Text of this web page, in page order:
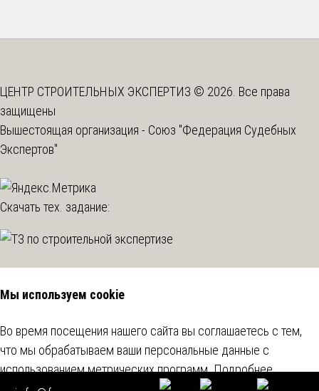
ЦЕНТР СТРОИТЕЛЬНЫХ ЭКСПЕРТИЗ © 2026. Все права
защищены
Вышестоящая организация - Союз "Федерация Судебных
Экспертов"
Скачать тех. задание:
Мы используем cookie
Во время посещения нашего сайта вы соглашаетесь с тем,
что мы обрабатываем ваши персональные данные с
использованием метрических программ.Подробнее